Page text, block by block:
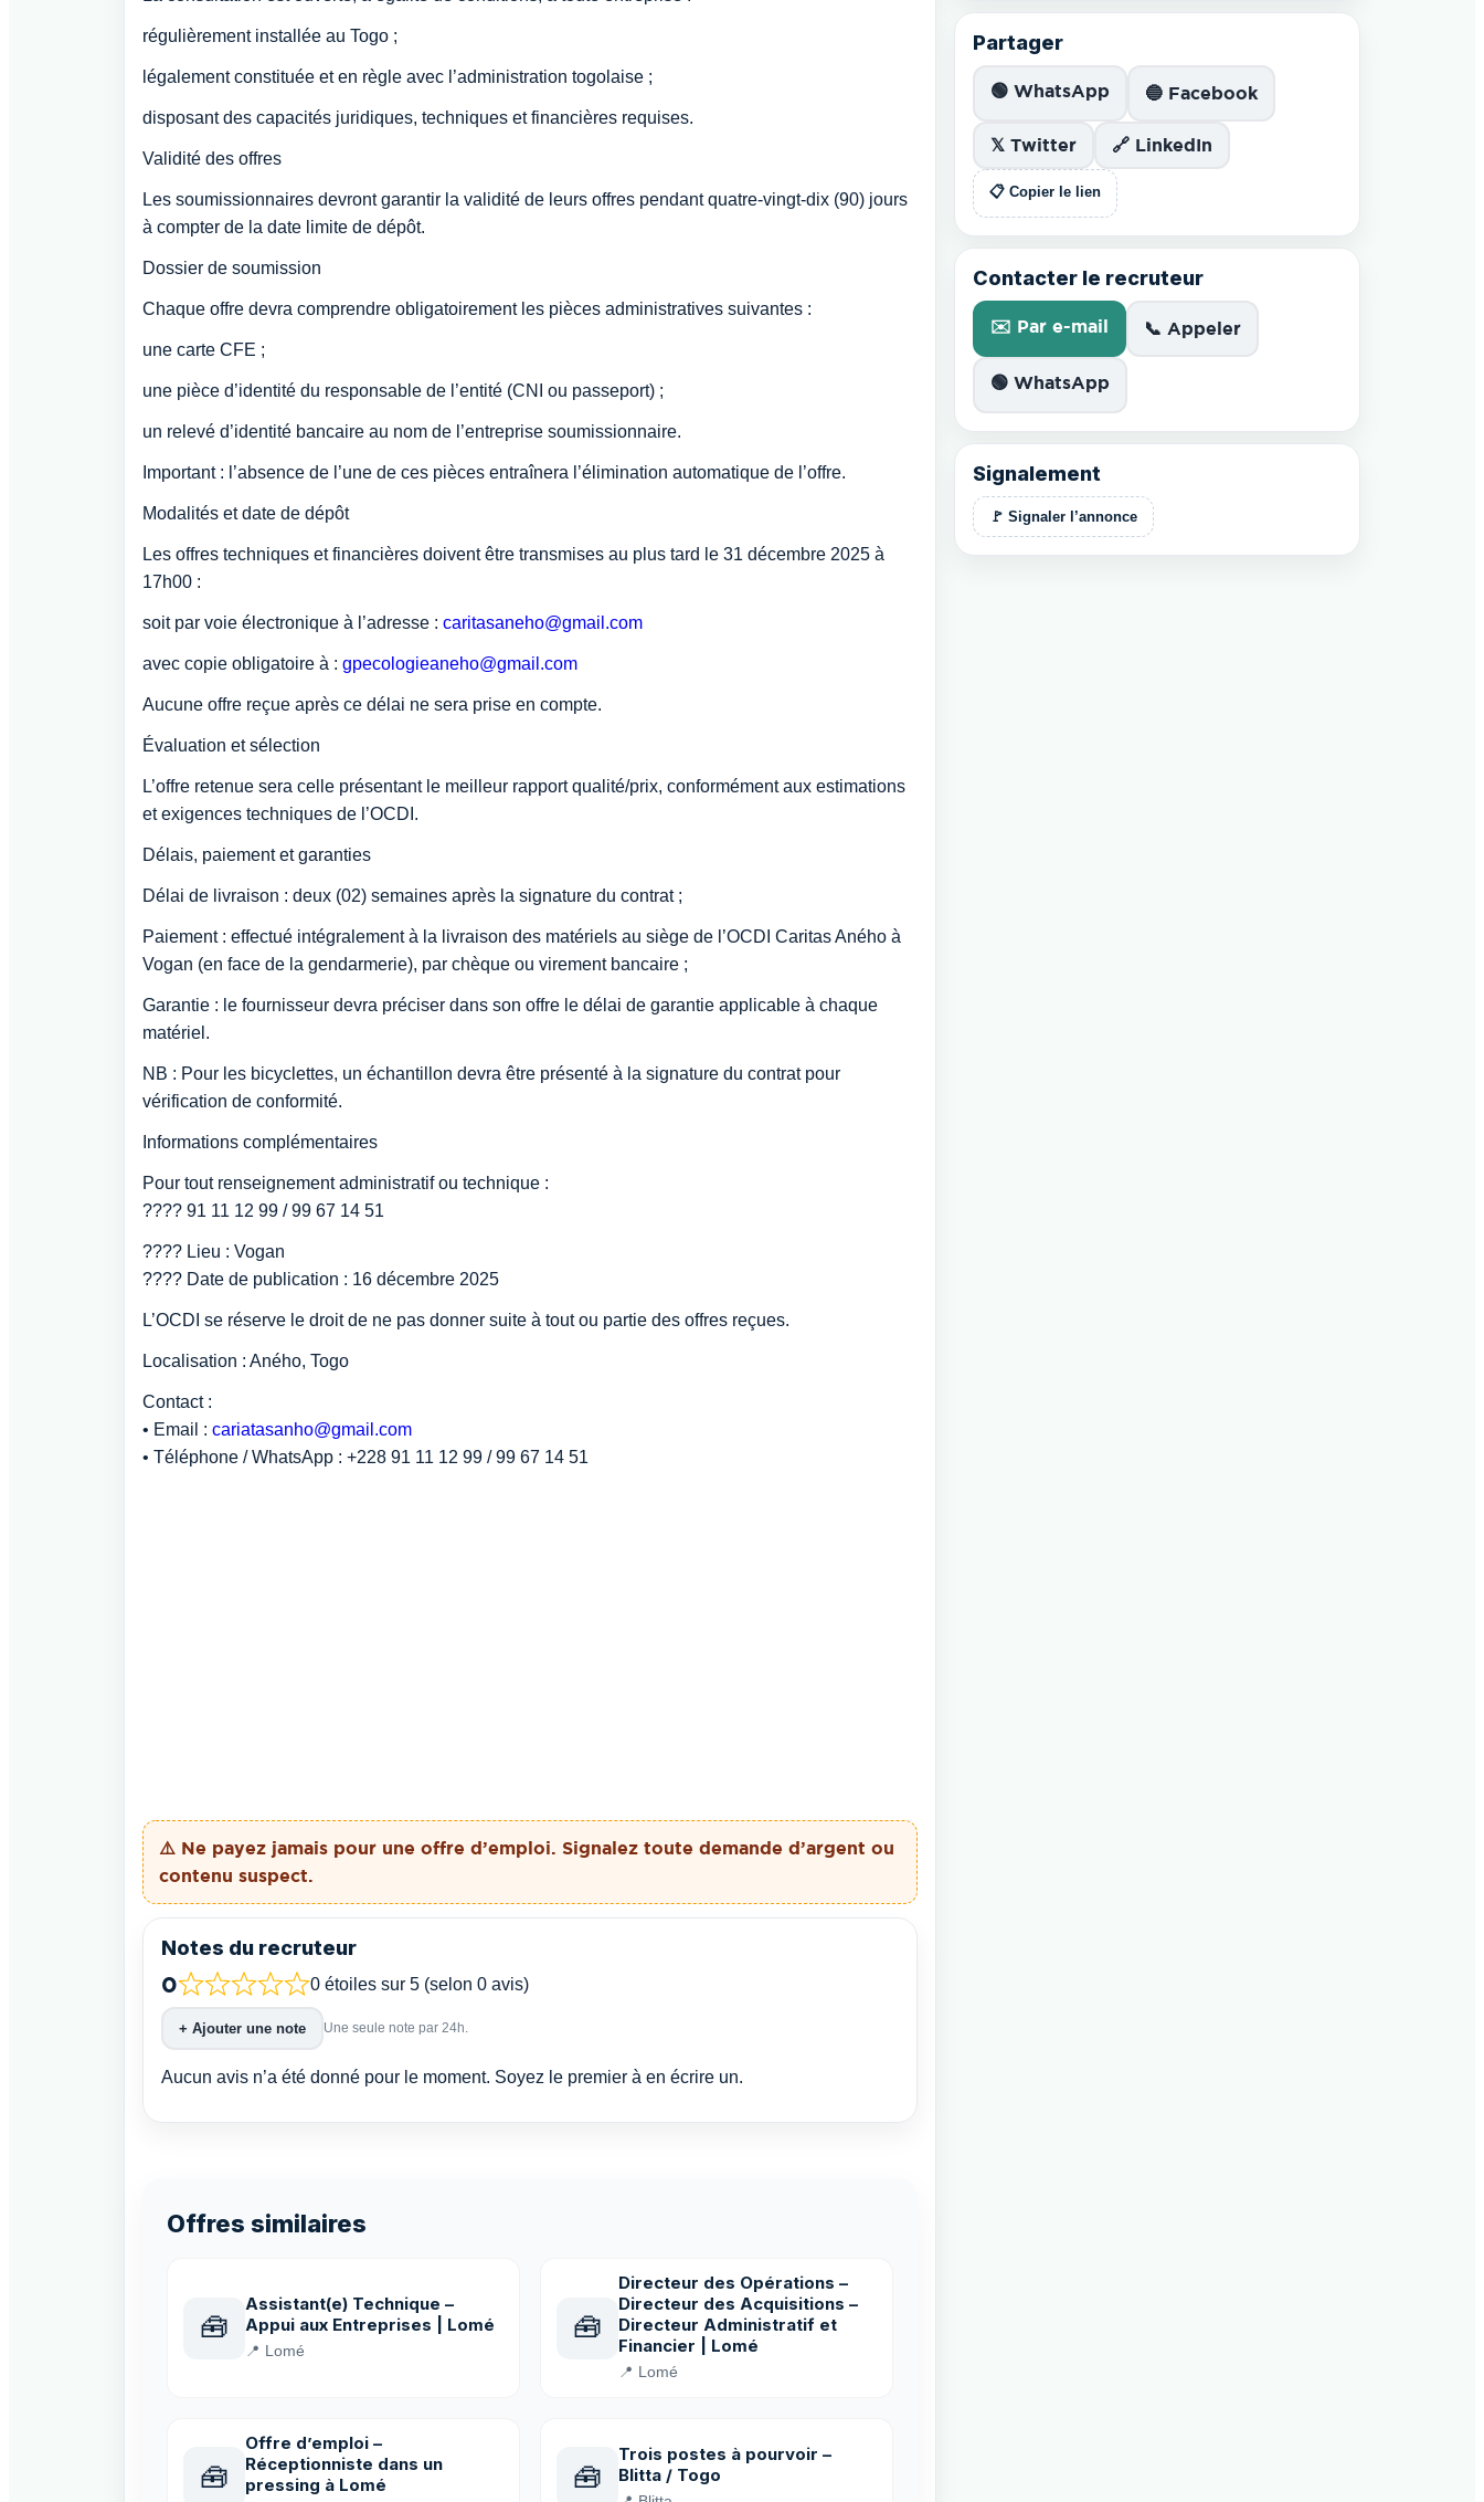
régulièrement installée au Togo ;
légalement constituée et en règle avec l’administration togolaise ;
disposant des capacités juridiques, techniques et financières requises.
Validité des offres
Les soumissionnaires devront garantir la validité de leurs offres pendant quatre-vingt-dix (90) jours
à compter de la date limite de dépôt.
Dossier de soumission
Chaque offre devra comprendre obligatoirement les pièces administratives suivantes :
une carte CFE ;
une pièce d’identité du responsable de l’entité (CNI ou passeport) ;
un relevé d’identité bancaire au nom de l’entreprise soumissionnaire.
Important : l’absence de l’une de ces pièces entraînera l’élimination automatique de l’offre.
Modalités et date de dépôt
Les offres techniques et financières doivent être transmises au plus tard le 31 décembre 2025 à
17h00 :
soit par voie électronique à l’adresse : caritasaneho@gmail.com
avec copie obligatoire à : gpecologieaneho@gmail.com
Aucune offre reçue après ce délai ne sera prise en compte.
Évaluation et sélection
L’offre retenue sera celle présentant le meilleur rapport qualité/prix, conformément aux estimations
et exigences techniques de l’OCDI.
Délais, paiement et garanties
Délai de livraison : deux (02) semaines après la signature du contrat ;
Paiement : effectué intégralement à la livraison des matériels au siège de l’OCDI Caritas Aného à
Vogan (en face de la gendarmerie), par chèque ou virement bancaire ;
Garantie : le fournisseur devra préciser dans son offre le délai de garantie applicable à chaque
matériel.
NB : Pour les bicyclettes, un échantillon devra être présenté à la signature du contrat pour
vérification de conformité.
Informations complémentaires
Pour tout renseignement administratif ou technique :
???? 91 11 12 99 / 99 67 14 51
???? Lieu : Vogan
???? Date de publication : 16 décembre 2025
L’OCDI se réserve le droit de ne pas donner suite à tout ou partie des offres reçues.
Localisation : Aného, Togo
Contact :
• Email : cariatasanho@gmail.com
• Téléphone / WhatsApp : +228 91 11 12 99 / 99 67 14 51
⚠️ Ne payez jamais pour une offre d’emploi. Signalez toute demande d’argent ou
contenu suspect.
Notes du recruteur
0 0 étoiles sur 5 (selon 0 avis)
+ Ajouter une note Une seule note par 24h.
Aucun avis n’a été donné pour le moment. Soyez le premier à en écrire un.
Offres similaires
🧰
Assistant(e) Technique –
Appui aux Entreprises | Lomé
📍 Lomé
🧰
Directeur des Opérations –
Directeur des Acquisitions –
Directeur Administratif et
Financier | Lomé
📍 Lomé
🧰
Offre d’emploi –
Réceptionniste dans un
pressing à Lomé
🧰
Trois postes à pourvoir –
Blitta / Togo
Partager
🟢 WhatsApp 🔵 Facebook
𝕏 Twitter 🔗 LinkedIn
📋 Copier le lien
Contacter le recruteur
✉️ Par e-mail 📞 Appeler
🟢 WhatsApp
Signalement
🚩 Signaler l’annonce